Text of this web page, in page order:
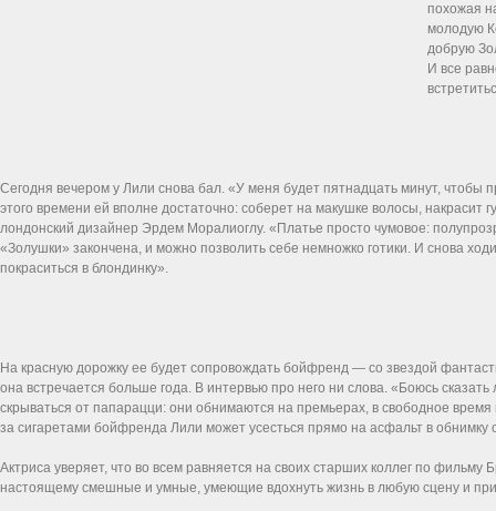
похожая
молодую
добрую
И все
Сегодня вечером у Лили снова бал. «У меня будет пятнадцать минут, чтобы
этого времени ей вполне достаточно: соберет на макушке волосы,
лондонский дизайнер Эрдем Моралиоглу. «Платье просто чумовое:
«Золушки» закончена, и можно позволить себе немножко готики. И снова
покраситься в блондинку».
На красную дорожку ее будет сопровождать бойфренд — со звездой
она встречается больше года. В интервью про него ни слова. «Боюсь
скрываться от папарацци: они обнимаются на премьерах, в свободное
за сигаретами бойфренда Лили может усесться прямо на асфальт в обнимку
Актриса уверяет, что во всем равняется на своих старших коллег по
настоящему смешные и умные, умеющие вдохнуть жизнь в любую сцену и